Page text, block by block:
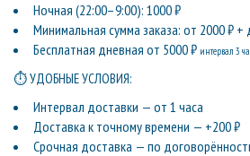
Ночная (22:00–9:00): 1000 ₽
Минимальная сумма заказа: от 2000 ₽ +
Бесплатная дневная от 5000 ₽ интервал 3
⏱ УДОБНЫЕ УСЛОВИЯ:
Интервал доставки — от 1 часа
Доставка к точному времени — +200 ₽
Срочная доставка — по